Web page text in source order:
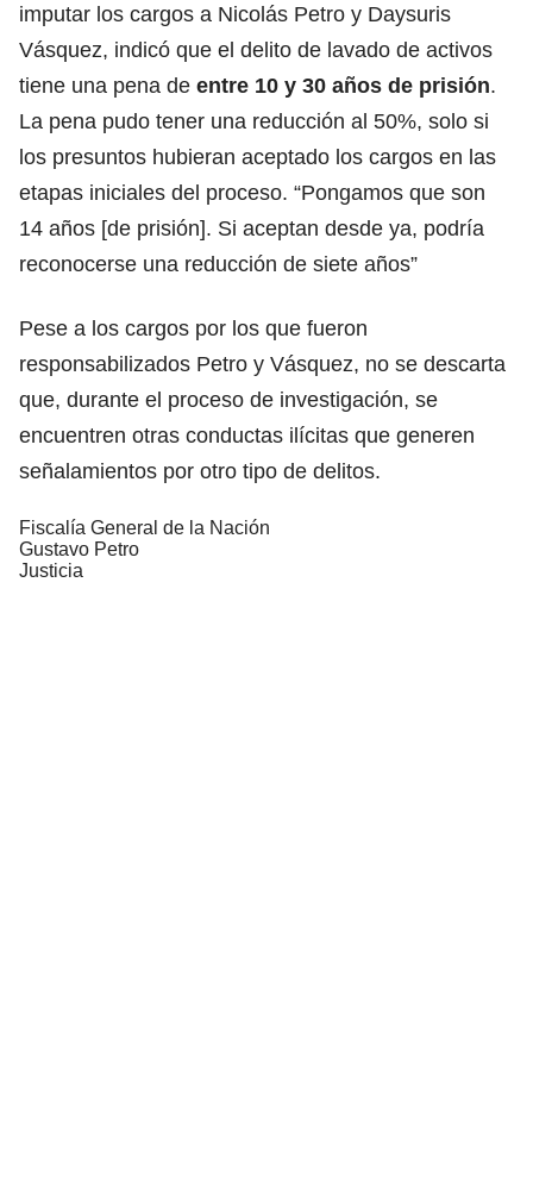
imputar los cargos a Nicolás Petro y Daysuris
Vásquez, indicó que el delito de lavado de activos
tiene una pena de entre 10 y 30 años de prisión.
La pena pudo tener una reducción al 50%, solo si
los presuntos hubieran aceptado los cargos en las
etapas iniciales del proceso. “Pongamos que son
14 años [de prisión]. Si aceptan desde ya, podría
reconocerse una reducción de siete años”
Pese a los cargos por los que fueron
responsabilizados Petro y Vásquez, no se descarta
que, durante el proceso de investigación, se
encuentren otras conductas ilícitas que generen
señalamientos por otro tipo de delitos.
Fiscalía General de la Nación
Gustavo Petro
Justicia